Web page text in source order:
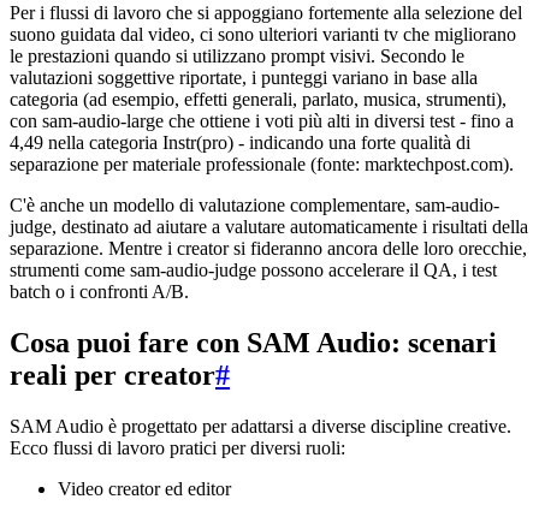
Per i flussi di lavoro che si appoggiano fortemente alla selezione del
suono guidata dal video, ci sono ulteriori varianti tv che migliorano
le prestazioni quando si utilizzano prompt visivi. Secondo le
valutazioni soggettive riportate, i punteggi variano in base alla
categoria (ad esempio, effetti generali, parlato, musica, strumenti),
con sam-audio-large che ottiene i voti più alti in diversi test - fino a
4,49 nella categoria Instr(pro) - indicando una forte qualità di
separazione per materiale professionale (fonte: marktechpost.com).
C'è anche un modello di valutazione complementare, sam-audio-
judge, destinato ad aiutare a valutare automaticamente i risultati della
separazione. Mentre i creator si fideranno ancora delle loro orecchie,
strumenti come sam-audio-judge possono accelerare il QA, i test
batch o i confronti A/B.
Cosa puoi fare con SAM Audio: scenari
reali per creator#
SAM Audio è progettato per adattarsi a diverse discipline creative.
Ecco flussi di lavoro pratici per diversi ruoli:
Video creator ed editor